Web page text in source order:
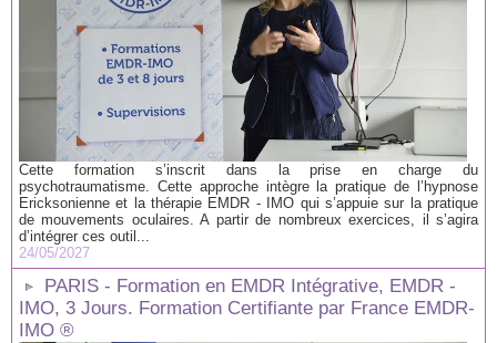
Cette formation s’inscrit dans la prise en charge du
psychotraumatisme. Cette approche intègre la pratique de l’hypnose
Ericksonienne et la thérapie EMDR - IMO qui s’appuie sur la pratique
de mouvements oculaires. A partir de nombreux exercices, il s’agira
d’intégrer ces outil...
24/05/2027
PARIS - Formation en EMDR Intégrative, EMDR -
IMO, 3 Jours. Formation Certifiante par France EMDR-
IMO ®